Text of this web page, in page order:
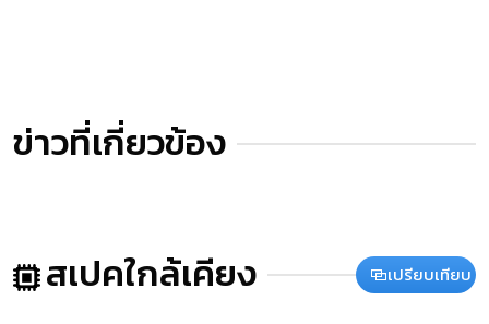
ข่าวที่เกี่ยวข้อง
สเปคใกล้เคียง เปรียบเทียบ